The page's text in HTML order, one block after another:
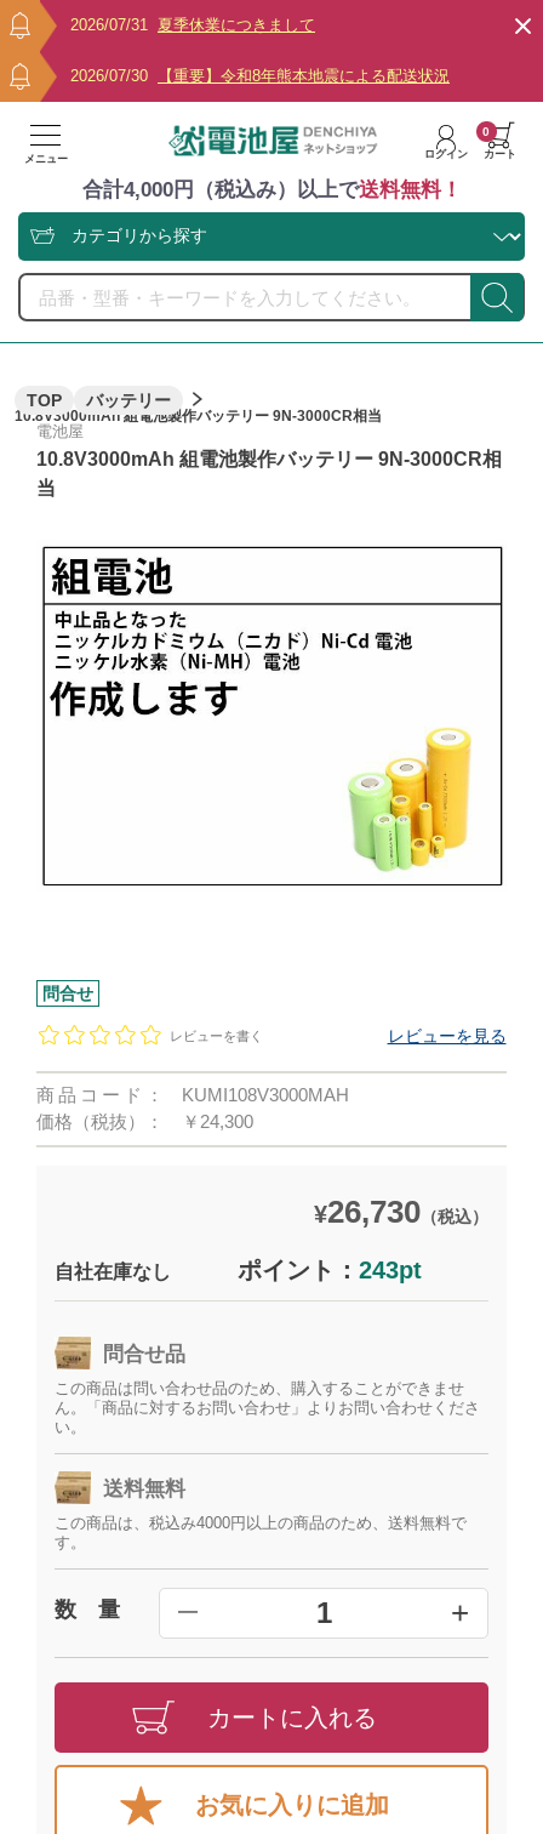
2026/07/31 夏季休業につきまして
2026/07/30 【重要】令和8年熊本地震による配送状況
メニュー ログイン カート
0
合計4,000円（税込み）以上で送料無料！
TOP バッテリー
10.8V3000mAh 組電池製作バッテリー 9N-3000CR相当
電池屋
10.8V3000mAh 組電池製作バッテリー 9N-3000CR相
当
問合せ
レビューを書く レビューを見る
商品コード：
KUMI108V3000MAH
価格（税抜）：
￥24,300
¥26,730（税込）
自社在庫なし ポイント： 243pt
問合せ品
この商品は問い合わせ品のため、購入することができませ
ん。「商品に対するお問い合わせ」よりお問い合わせくださ
い。
送料無料
この商品は、税込み4000円以上の商品のため、送料無料で
す。
数 量 ━ 1 +
カートに入れる
お気に入りに追加